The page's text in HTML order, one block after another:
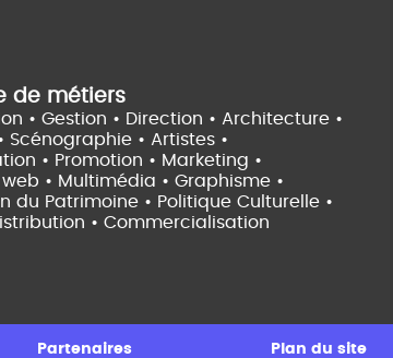
de métiers
• Gestion • Direction • Architecture •
Scénographie • Artistes •
• Promotion • Marketing •
• Multimédia • Graphisme •
du Patrimoine • Politique Culturelle •
• Commercialisation
Partenaires Plan du site